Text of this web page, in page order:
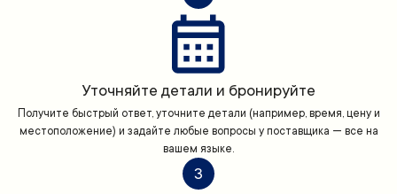
Уточняйте детали и бронируйте
Получите быстрый ответ, уточните детали (например, время, цену и
местоположение) и задайте любые вопросы у поставщика — все на
вашем языке.
3